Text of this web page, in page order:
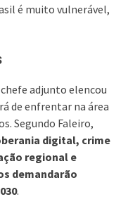
é muito vulnerável,
adjunto elencou
de enfrentar na área
Segundo Faleiro,
digital, crime
regional e
demandarão
.